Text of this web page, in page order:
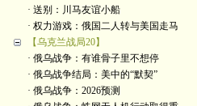
· 送别：川马友谊小船
· 权力游戏：俄国二人转与美国走马
【乌克兰战局20】
· 俄乌战争：有谁骨子里不想停
· 俄乌战争结局：美中的“默契”
· 俄乌战争：2026预测